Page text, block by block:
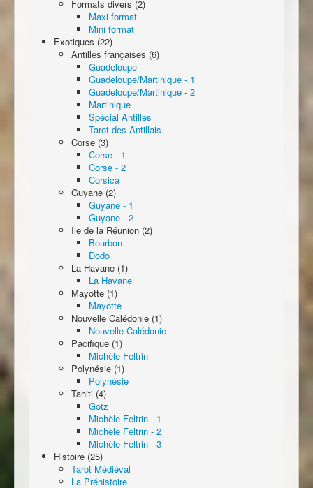
Formats divers (2)
Maxi format
Mini format
Exotiques (22)
Antilles françaises (6)
Guadeloupe
Guadeloupe/Martinique - 1
Guadeloupe/Martinique - 2
Martinique
Spécial Antilles
Tarot des Antillais
Corse (3)
Corse - 1
Corse - 2
Corsica
Guyane (2)
Guyane - 1
Guyane - 2
Ile de la Réunion (2)
Bourbon
Dodo
La Havane (1)
La Havane
Mayotte (1)
Mayotte
Nouvelle Calédonie (1)
Nouvelle Calédonie
Pacifique (1)
Michèle Feltrin
Polynésie (1)
Polynésie
Tahiti (4)
Gotz
Michèle Feltrin - 1
Michèle Feltrin - 2
Michèle Feltrin - 3
Histoire (25)
Tarot Médiéval
La Préhistoire